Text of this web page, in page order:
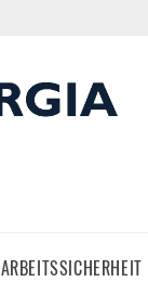
ARBEITSSICHERHEIT